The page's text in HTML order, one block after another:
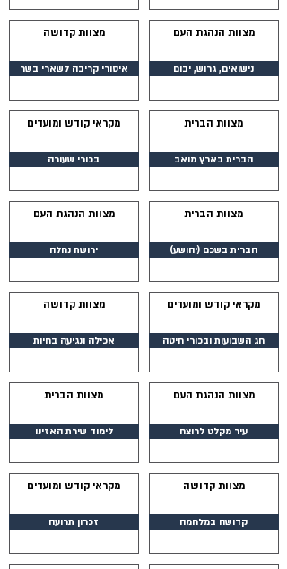
מצוות הנהגת העם
נישואים, גרוש, יבום
מצוות הברית
הברית בארץ מואב
מצוות הברית
הברית בשכם (יהושע)
מקראי קודש ומועדים
חג השבועות ובכורי חיטה
מצוות הנהגת העם
עיר מקלט לרוצח
מצוות קדושה
קדושה במלחמה
מצוות קדושה
איסורי קריבה לשארי בשר
מקראי קודש ומועדים
בכורי שעורה
מצוות הנהגת העם
ירושת נחלה
מצוות קדושה
אכילה ונגיעה בחיות
מצוות הברית
לימוד שירת האזינו
מקראי קודש ומועדים
זכרון תרועה